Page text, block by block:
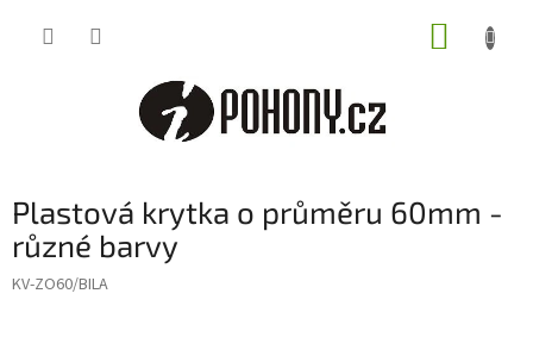
Plastová krytka o průměru 60mm -
různé barvy
KV-ZO60/BILA